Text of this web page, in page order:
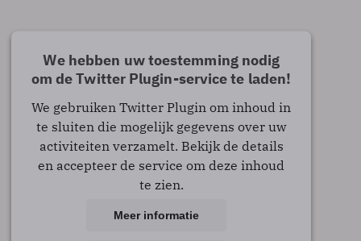
We hebben uw toestemming nodig
om de Twitter Plugin-service te laden!
We gebruiken Twitter Plugin om inhoud in
te sluiten die mogelijk gegevens over uw
activiteiten verzamelt. Bekijk de details
en accepteer de service om deze inhoud
te zien.
Meer informatie